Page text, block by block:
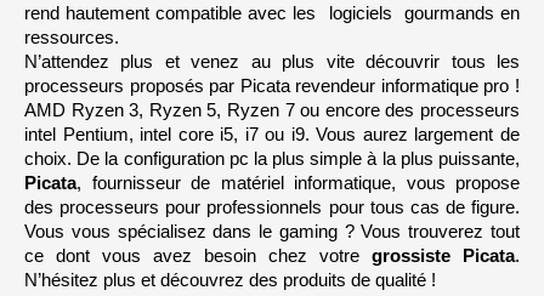
rend hautement compatible avec les  logiciels  gourmands en
ressources.
N’attendez plus et venez au plus vite découvrir tous les
processeurs proposés par Picata revendeur informatique pro !
AMD Ryzen 3, Ryzen 5, Ryzen 7 ou encore des processeurs
intel Pentium, intel core i5, i7 ou i9. Vous aurez largement de
Picata, fournisseur de matériel informatique, vous propose
des processeurs pour professionnels pour tous cas de figure.
Vous vous spécialisez dans le gaming ? Vous trouverez tout
ce dont vous avez besoin chez votre grossiste Picata.
N’hésitez plus et découvrez des produits de qualité !